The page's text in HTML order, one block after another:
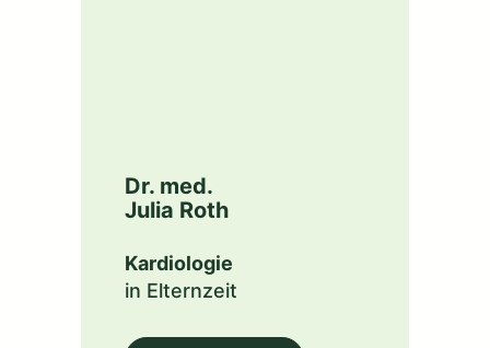
Dr. med.
Julia Roth
Kardiologie
in Elternzeit